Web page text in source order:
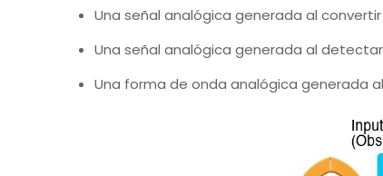
Una señal analógica generada al
Una señal analógica generada al
Una forma de onda analógica generada